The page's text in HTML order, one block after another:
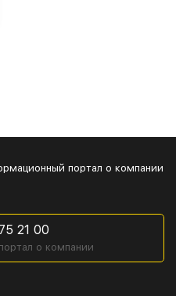
портал о компании
21 00
о компании